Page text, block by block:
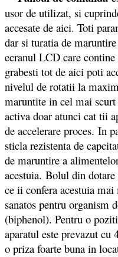
usor de utilizat, si
accesate de aici. Toti
dar si turatia de
ecranul LCD care
grabesti tot de aici poti
nivelul de rotatii la
maruntite in cel mai
activa doar atunci cat tii
de accelerare proces. In
sticla rezistenta de
de maruntire a
acestuia. Bolul din
ce ii confera acestuia
sanatos pentru organism
(biphenol). Pentru o
aparatul este prevazut cu
o priza foarte buna in